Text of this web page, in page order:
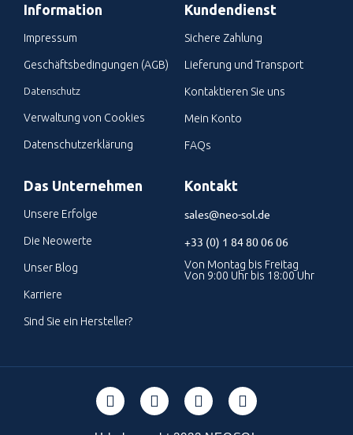
Information
Impressum
Geschäftsbedingungen (AGB)
Datenschutz
Verwaltung von Cookies
Datenschutzerklärung
Kundendienst
Sichere Zahlung
Lieferung und Transport
Kontaktieren Sie uns
Mein Konto
FAQs
Das Unternehmen
Unsere Erfolge
Die Neowerte
Unser Blog
Karriere
Sind Sie ein Hersteller?
Kontakt
sales@neo-sol.de
+33 (0) 1 84 80 06 06
Von Montag bis Freitag
Von 9:00 Uhr bis 18:00 Uhr